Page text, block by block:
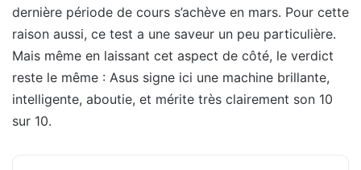
dernière période de cours s’achève en mars. Pour cette
raison aussi, ce test a une saveur un peu particulière.
Mais même en laissant cet aspect de côté, le verdict
reste le même : Asus signe ici une machine brillante,
intelligente, aboutie, et mérite très clairement son 10
sur 10.